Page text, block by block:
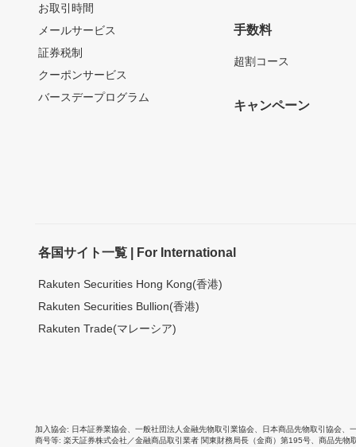
お取引時間
メールサービス
証券税制
クーポンサービス
バースデープログラム
手数料
超割コース
キャンペーン
各国サイト一覧 | For International
Rakuten Securities Hong Kong(香港)
Rakuten Securities Bullion(香港)
Rakuten Trade(マレーシア)
加入協会 日本証券業協会 一般社団法人金融先物取引業協会 日本商品先物取引協会
商号等 楽天証券株式会社／金融商品取引業者 関東財務局長（金商）第195号、商品先物